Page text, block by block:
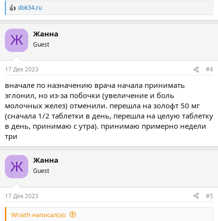
Р
е
к
ц
и
dok34.ru
Ж Жанна
Guest
17 Дек 2023 #4
вначале по назначению врача начала принимать
эглонил, но из-за побочки (увеличение и боль
молочных желез) отменили. перешла на золофт 50 мг
(сначала 1/2 таблетки в день, перешла на целую таблетку
в день, принимаю с утра). принимаю примерно недели
три
Ж Жанна
Guest
17 Дек 2023 #5
Wraith написал(а):